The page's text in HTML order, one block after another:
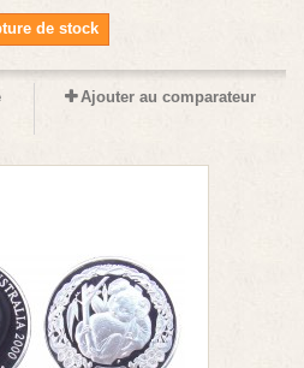
de stock
Ajouter au comparateur